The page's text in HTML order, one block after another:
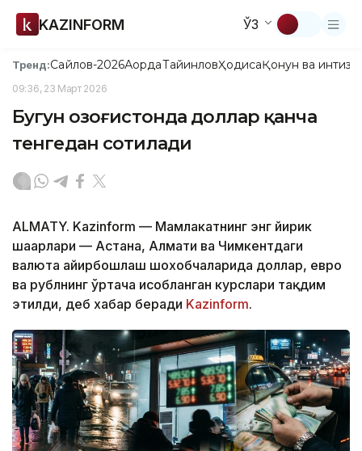
KAZINFORM ЎЗ
Тренд:Сайлов-2026АқордаТайинловҲодисаҚонун ва
09:36, 23 Март 2026
Бугун Қозоғистонда доллар қанча
тенгедан сотилади
ALMATY. Kazinform — Мамлакатнинг энг йирик
шаҳарлари — Астана, Алмати ва Чимкентдаги
валюта айирбошлаш шохобчаларида доллар, евро
ва рублнинг ўртача ҳисобланган курслари тақдим
этилди, деб хабар беради Kazinform.